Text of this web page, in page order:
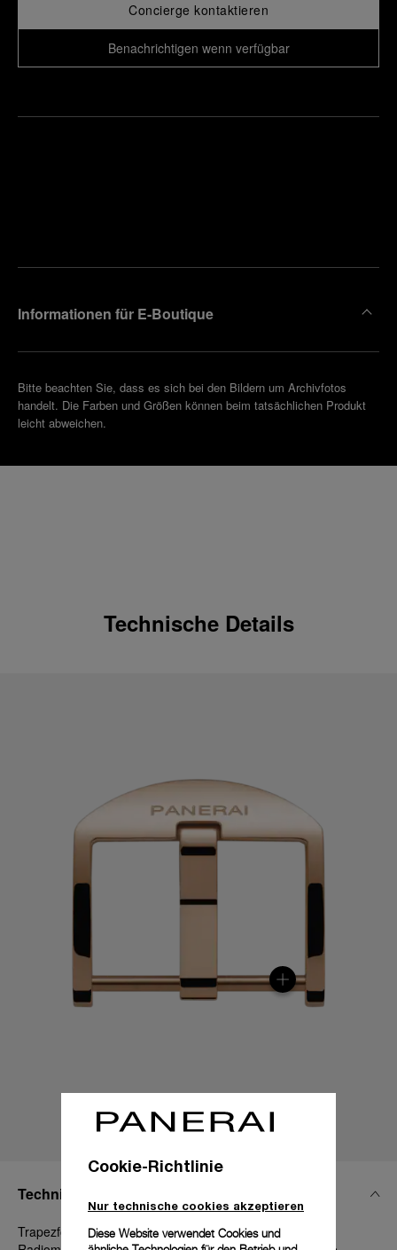
Concierge kontaktieren
Benachrichtigen wenn verfügbar
Informationen für E-Boutique
Bitte beachten Sie, dass es sich bei den Bildern um Archivfotos
handelt. Die Farben und Größen können beim tatsächlichen Produkt
leicht abweichen.
Technische Details
Technische Details
Trapezförmig aus Goldtech, 22 mm, Luminor 44-47 mm,
Cookie-Richtlinie
Nur technische cookies akzeptieren
Diese Website verwendet Cookies und